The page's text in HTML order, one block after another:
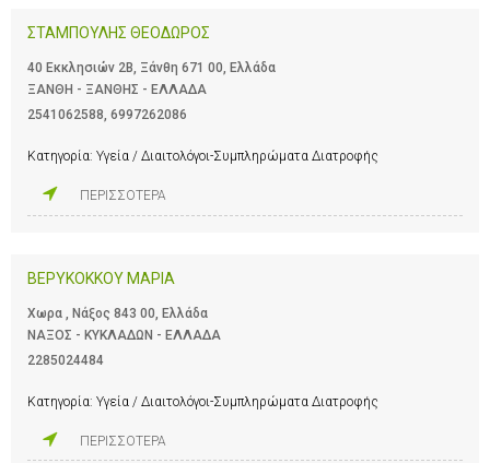
ΣΤΑΜΠΟΥΛΗΣ ΘΕΟΔΩΡΟΣ
40 Εκκλησιών 2Β, Ξάνθη 671 00, Ελλάδα
ΞΑΝΘΗ - ΞΑΝΘΗΣ - ΕΛΛΑΔΑ
2541062588 6997262086
Κατηγορία: Υγεία / Διαιτολόγοι-Συμπληρώματα Διατροφής
ΠΕΡΙΣΣΟΤΕΡΑ
ΒΕΡΥΚΟΚΚΟΥ ΜΑΡΙΑ
Χωρα , Νάξος 843 00, Ελλάδα
ΝΑΞΟΣ - ΚΥΚΛΑΔΩΝ - ΕΛΛΑΔΑ
2285024484
Κατηγορία: Υγεία / Διαιτολόγοι-Συμπληρώματα Διατροφής
ΠΕΡΙΣΣΟΤΕΡΑ